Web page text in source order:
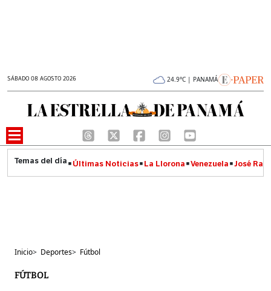
SÁBADO 08 AGOSTO 2026 24.9°C | PANAMÁ
Últimas Noticias La Llorona Venezuela José
Inicio> Deportes> Fútbol
FÚTBOL